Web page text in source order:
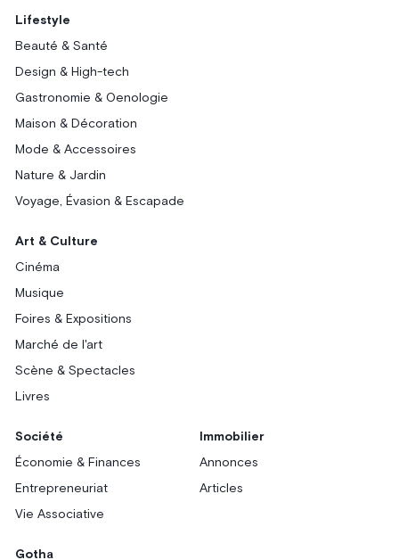
Lifestyle
Beauté & Santé
Design & High-tech
Gastronomie & Oenologie
Maison & Décoration
Mode & Accessoires
Nature & Jardin
Voyage, Évasion & Escapade
Art & Culture
Cinéma
Musique
Foires & Expositions
Marché de l'art
Scène & Spectacles
Livres
Société
Économie & Finances
Entrepreneuriat
Vie Associative
Immobilier
Annonces
Articles
Gotha